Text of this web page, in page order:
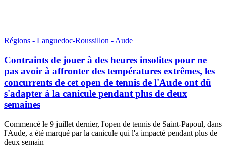
Régions - Languedoc-Roussillon - Aude
Contraints de jouer à des heures insolites pour ne
pas avoir à affronter des températures extrêmes, les
concurrents de cet open de tennis de l'Aude ont dû
s'adapter à la canicule pendant plus de deux
semaines
Commencé le 9 juillet dernier, l'open de tennis de Saint-Papoul, dans
l'Aude, a été marqué par la canicule qui l'a impacté pendant plus de
deux semain